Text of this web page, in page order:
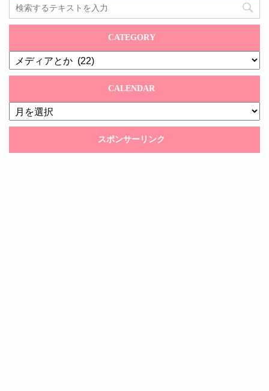
CATEGORY
CATEGORY
CALENDAR
CALENDAR
スポンサーリンク